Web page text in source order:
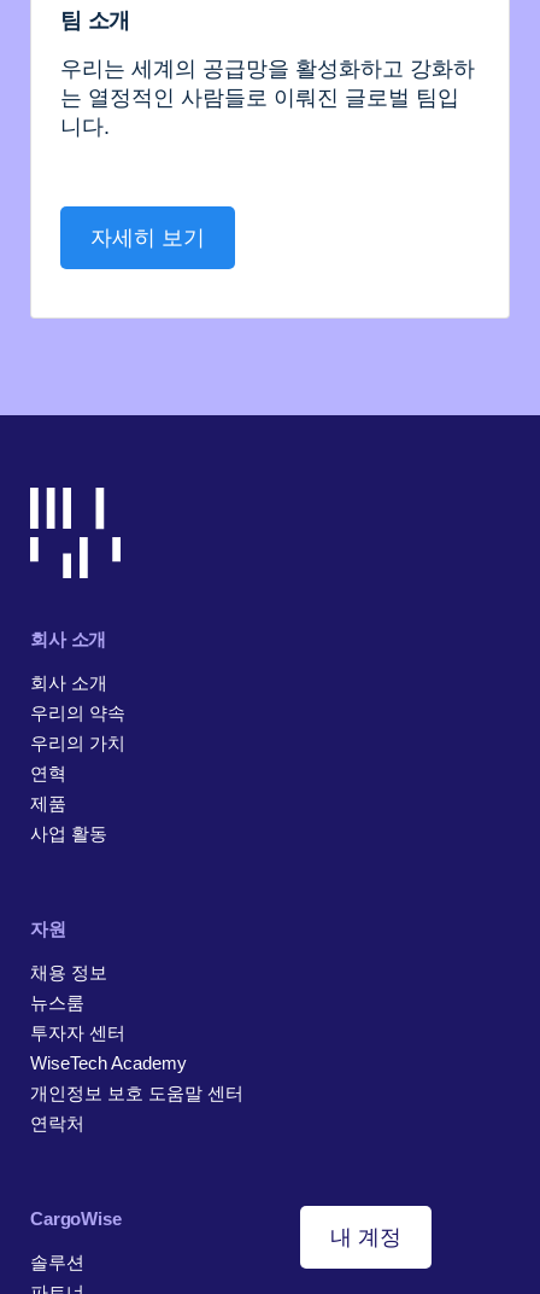
팀 소개
우리는 세계의 공급망을 활성화하고 강화하
는 열정적인 사람들로 이뤄진 글로벌 팀입
니다.
자세히 보기
회사 소개
회사 소개
우리의 약속
우리의 가치
연혁
제품
사업 활동
자원
채용 정보
뉴스룸
투자자 센터
WiseTech Academy
개인정보 보호 도움말 센터
연락처
CargoWise
솔루션
내 계정